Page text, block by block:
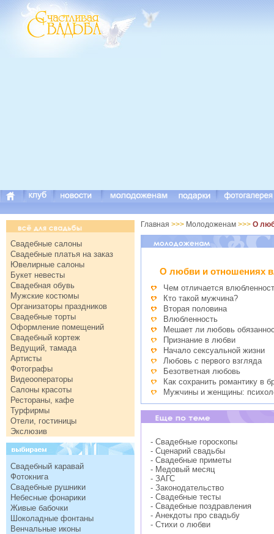
Свадебные салоны
Свадебные платья на заказ
Ювелирные салоны
Букет невесты
Свадебная обувь
Мужские костюмы
Организаторы праздников
Свадебные торты
Оформление помещений
Свадебный кортеж
Ведущий, тамада
Артисты
Фотографы
Видеооператоры
Салоны красоты
Рестораны, кафе
Турфирмы
Отели, гостиницы
Экслюзив
Свадебный каравай
Фотокнига
Свадебные рушники
Небесные фонарики
Живые бабочки
Шоколадные фонтаны
Венчальные иконы
Главная >>> Молодоженам >>> О
О любви и отношениях
Чем отличается
Кто такой мужчина?
Вторая половина
Влюбленность
Мешает ли любовь
Признание в любви
Начало сексуальной жизни
Любовь с первого взгляда
Безответная любовь
Как сохранить романтику в
Мужчины и женщины:
- Свадебные гороскопы
- Сценарий свадьбы
- Свадебные приметы
- Медовый месяц
- ЗАГС
- Законодательство
- Свадебные тесты
- Свадебные поздравления
- Анекдоты про свадьбу
- Стихи о любви